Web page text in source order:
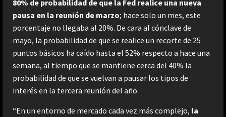
80% de probabilidad de que la Fed realice una nueva
pausa en la reunión de marzo; hace solo un mes, este
porcentaje no llegaba al 20%. De cara al cónclave de
mayo, la probabilidad de que se realice un recorte de 25
puntos básicos ha caído hasta el 52% respecto a hace una
semana, al tiempo que se mantiene cerca del 40% la
probabilidad de que se vuelvan a pausar los tipos de
interés en la tercera reunión del año.
“En un entorno de mercado cada vez más complejo, la